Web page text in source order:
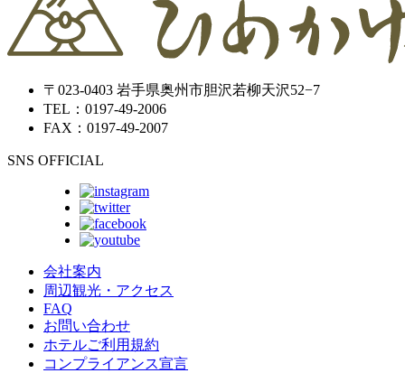
〒023-0403 岩手県奥州市胆沢若柳天沢52−7
TEL：0197-49-2006
FAX：0197-49-2007
SNS OFFICIAL
会社案内
周辺観光・アクセス
FAQ
お問い合わせ
ホテルご利用規約
コンプライアンス宣言